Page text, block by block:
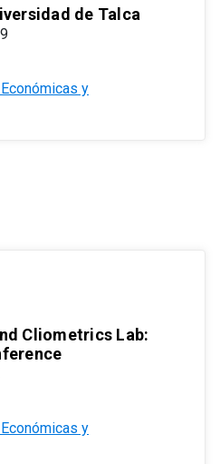
de Talca
y
Cliometrics Lab:
y